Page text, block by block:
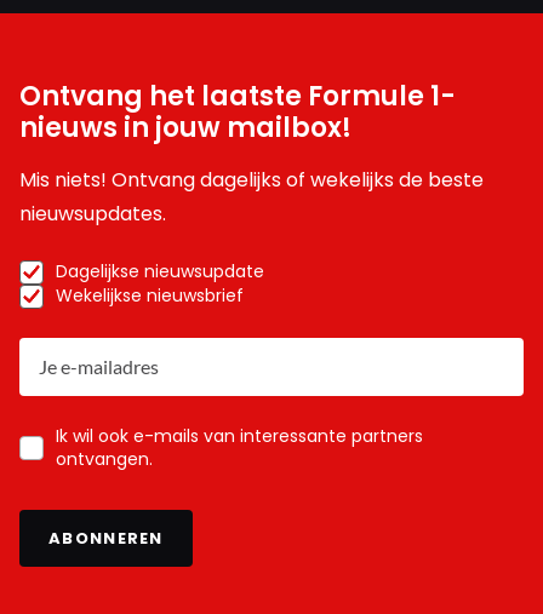
Ontvang het laatste Formule 1-
nieuws in jouw mailbox!
Mis niets! Ontvang dagelijks of wekelijks de beste
nieuwsupdates.
Dagelijkse nieuwsupdate
Wekelijkse nieuwsbrief
Ik wil ook e-mails van interessante partners
ontvangen.
ABONNEREN